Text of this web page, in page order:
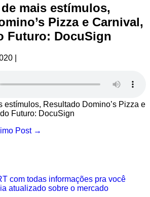
mais estímulos,
Pizza e Carnival,
Futuro: DocuSign
estímulos, Resultado Domino’s Pizza e
Futuro: DocuSign
Post →
com todas informações pra você
atualizado sobre o mercado